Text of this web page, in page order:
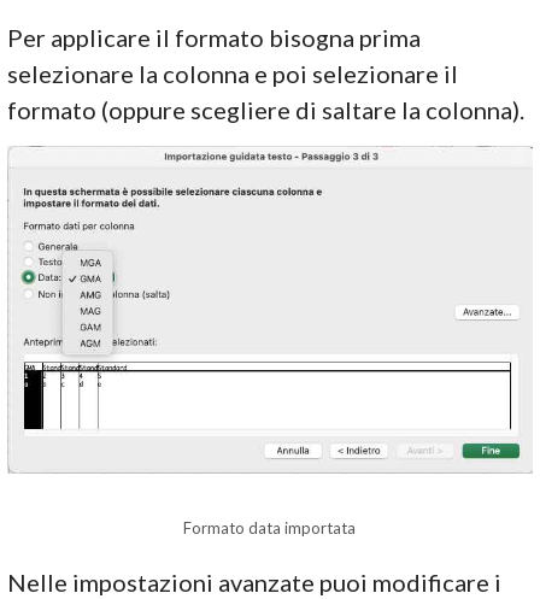
Per applicare il formato bisogna prima
selezionare la colonna e poi selezionare il
formato (oppure scegliere di saltare la colonna).
Formato data importata
Nelle impostazioni avanzate puoi modificare i